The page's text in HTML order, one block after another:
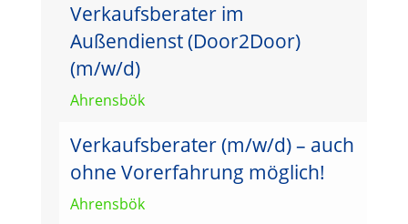
Verkaufsberater im
Außendienst (Door2Door)
(m/w/d)
Ahrensbök
Verkaufsberater (m/w/d) – auch
ohne Vorerfahrung möglich!
Ahrensbök